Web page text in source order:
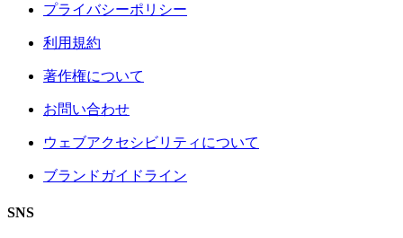
プライバシーポリシー
利用規約
著作権について
お問い合わせ
ウェブアクセシビリティについて
ブランドガイドライン
SNS